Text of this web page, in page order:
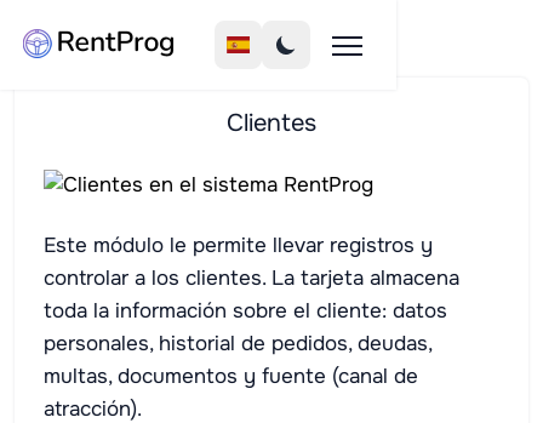
Clientes
Este módulo le permite llevar registros y
controlar a los clientes. La tarjeta almacena
toda la información sobre el cliente: datos
personales, historial de pedidos, deudas,
multas, documentos y fuente (canal de
atracción).